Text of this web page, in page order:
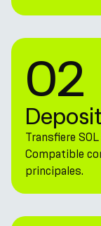
02
Transfiere
Compatible
principales.